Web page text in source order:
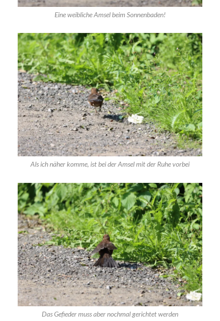
Eine weibliche Amsel beim Sonnenbaden!
Als ich näher komme, ist bei der Amsel mit der Ruhe vorbei
Das Gefieder muss aber nochmal gerichtet werden